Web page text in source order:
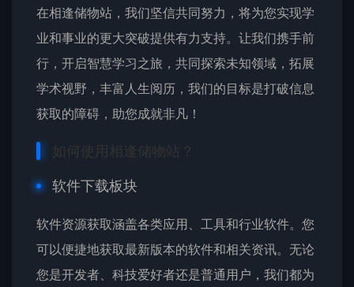
在相逢储物站，我们坚信共同努力，将为您实现学
业和事业的更大突破提供有力支持。让我们携手前
行，开启智慧学习之旅，共同探索未知领域，拓展
学术视野，丰富人生阅历，我们的目标是打破信息
获取的障碍，助您成就非凡！
如何使用相逢储物站？
软件下载板块
软件资源获取涵盖各类应用、工具和行业软件。您
可以便捷地获取最新版本的软件和相关资讯。无论
您是开发者、科技爱好者还是普通用户，我们都为